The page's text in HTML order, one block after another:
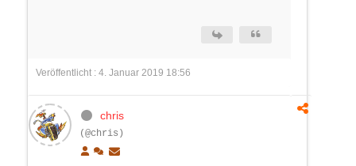
Veröffentlicht : 4. Januar 2019 18:56
chris
(@chris)